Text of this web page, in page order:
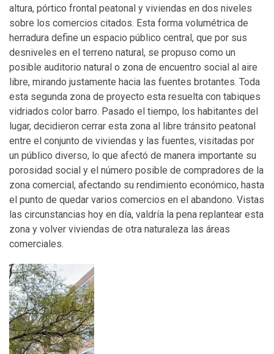
altura, pórtico frontal peatonal y viviendas en dos niveles
sobre los comercios citados. Esta forma volumétrica de
herradura define un espacio público central, que por sus
desniveles en el terreno natural, se propuso como un
posible auditorio natural o zona de encuentro social al aire
libre, mirando justamente hacia las fuentes brotantes. Toda
esta segunda zona de proyecto esta resuelta con tabiques
vidriados color barro. Pasado el tiempo, los habitantes del
lugar, decidieron cerrar esta zona al libre tránsito peatonal
entre el conjunto de viviendas y las fuentes, visitadas por
un público diverso, lo que afectó de manera importante su
porosidad social y el número posible de compradores de la
zona comercial, afectando su rendimiento económico, hasta
el punto de quedar varios comercios en el abandono. Vistas
las circunstancias hoy en día, valdría la pena replantear esta
zona y volver viviendas de otra naturaleza las áreas
comerciales.